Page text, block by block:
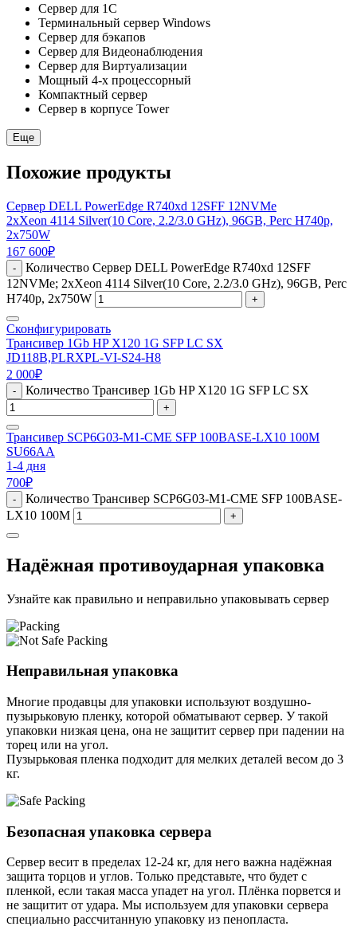
Сервер для 1С
Терминальный сервер Windows
Сервер для бэкапов
Сервер для Видеонаблюдения
Сервер для Виртуализации
Мощный 4-х процессорный
Компактный сервер
Сервер в корпусе Tower
Еще
Похожие продукты
Сервер DELL PowerEdge R740xd 12SFF 12NVMe
2xXeon 4114 Silver(10 Core, 2.2/3.0 GHz), 96GB, Perc H740p,
2x750W
167 600₽
-
Количество Сервер DELL PowerEdge R740xd 12SFF
12NVMe; 2xXeon 4114 Silver(10 Core, 2.2/3.0 GHz), 96GB, Perc
H740p, 2x750W
+
Сконфигурировать
Трансивер 1Gb HP X120 1G SFP LC SX
JD118B,PLRXPL-VI-S24-H8
2 000₽
- Количество Трансивер 1Gb HP X120 1G SFP LC SX
+
Трансивер SCP6G03-M1-CME SFP 100BASE-LX10 100M
SU66AA
1-4 дня
700₽
-
Количество Трансивер SCP6G03-M1-CME SFP 100BASE-
LX10 100M
+
Надёжная противоударная упаковка
Узнайте как правильно и неправильно упаковывать сервер
Неправильная упаковка
Многие продавцы для упаковки используют воздушно-
пузырьковую пленку, которой обматывают сервер. У такой
упаковки низкая цена, она не защитит сервер при падении на
торец или на угол.
Пузырьковая пленка подходит для мелких деталей весом до 3
кг.
Безопасная упаковка сервера
Сервер весит в пределах 12-24 кг, для него важна надёжная
защита торцов и углов. Только представьте, что будет с
пленкой, если такая масса упадет на угол. Плёнка порвется и
не защитит от удара. Мы используем для упаковки сервера
специально расcчитанную упаковку из пенопласта.